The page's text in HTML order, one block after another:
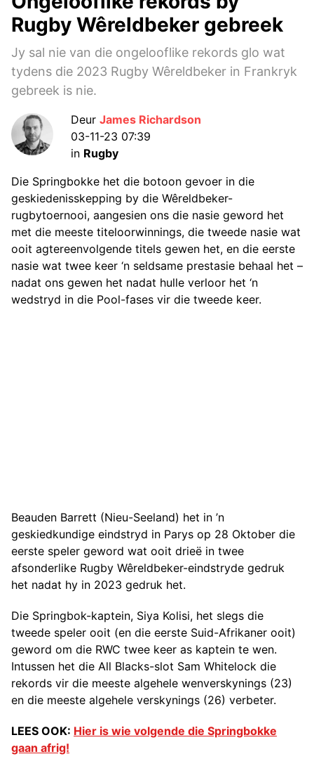
Rugby Wêreldbeker gebreek
Jy sal nie van die ongelooflike rekords glo wat
tydens die 2023 Rugby Wêreldbeker in Frankryk
gebreek is nie.
Deur James Richardson
03-11-23 07:39
in Rugby
Die Springbokke het die botoon gevoer in die
geskiedenisskepping by die Wêreldbeker-
rugbytoernooi, aangesien ons die nasie geword het
met die meeste titeloorwinnings, die tweede nasie wat
ooit agtereenvolgende titels gewen het, en die eerste
nasie wat twee keer ‘n seldsame prestasie behaal het –
nadat ons gewen het nadat hulle verloor het ‘n
wedstryd in die Pool-fases vir die tweede keer.
Beauden Barrett (Nieu-Seeland) het in ’n
geskiedkundige eindstryd in Parys op 28 Oktober die
eerste speler geword wat ooit drieë in twee
afsonderlike Rugby Wêreldbeker-eindstryde gedruk
het nadat hy in 2023 gedruk het.
Die Springbok-kaptein, Siya Kolisi, het slegs die
tweede speler ooit (en die eerste Suid-Afrikaner ooit)
geword om die RWC twee keer as kaptein te wen.
Intussen het die All Blacks-slot Sam Whitelock die
rekords vir die meeste algehele wenverskynings (23)
en die meeste algehele verskynings (26) verbeter.
LEES OOK: Hier is wie volgende die Springbokke
gaan afrig!